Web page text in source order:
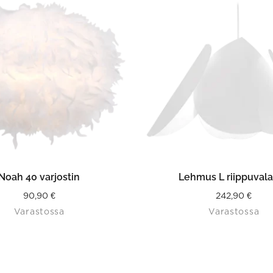
OSTOSKORIIN
40 varjostin
90,90 €
Varastossa
LISÄÄ
Lehmus L
242,90€
Varastossa